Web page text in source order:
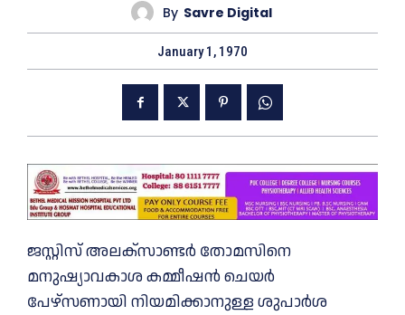
By Savre Digital
January 1, 1970
ജസ്റ്റിസ് അലക്സാണ്ടർ തോമസിനെ
മനുഷ്യാവകാശ കമ്മീഷൻ ചെയർ
പേഴ്സണായി നിയമിക്കാനുള്ള ശുപാർശ